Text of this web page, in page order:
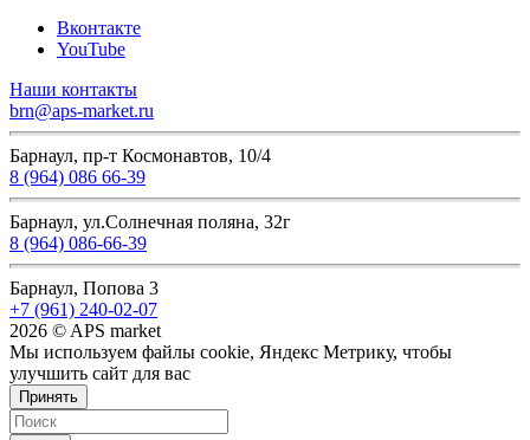
Вконтакте
YouTube
Наши контакты
brn@aps-market.ru
Барнаул, пр-т Космонавтов, 10/4
8 (964) 086 66-39
Барнаул, ул.Солнечная поляна, 32г
8 (964) 086-66-39
Барнаул, Попова 3
+7 (961) 240-02-07
2026 © APS market
Мы используем файлы cookie, Яндекс Метрику, чтобы
улучшить сайт для вас
Принять